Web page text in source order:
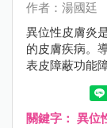
作者：湯國廷
異位性皮膚炎
的皮膚疾病。
表皮障蔽功能
膚角質層因為
缺陷、神經醯
能缺損、保水
關鍵字： 異位